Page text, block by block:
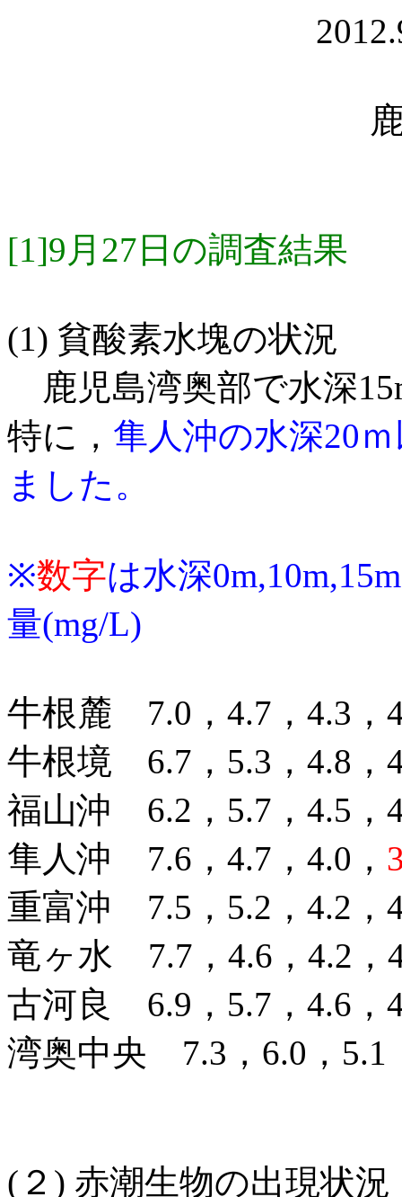
[1]9月27日の調査結果
(1) 貧酸素水塊の状況
鹿児島湾奥部で水深
特に， 隼人沖の水深20
ました。
※数字は水深
量(mg/L)
牛根麓 7.0，4.7，4.3，
牛根境 6.7，5.3，4.8，
福山沖 6.2，5.7，4.5，
隼人沖 7.6，4.7，4.0，
重富沖 7.5，5.2，4.2，
竜ヶ水 7.7，4.6，4.2，
古河良 6.9，5.7，4.6，
湾奥中央 7.3，6.0，5.1
(２) 赤潮生物の出現状況